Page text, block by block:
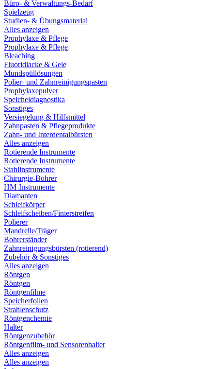
Büro- & Verwaltungs-Bedarf
Spielzeug
Studien- & Übungsmaterial
Alles anzeigen
Prophylaxe & Pflege
Prophylaxe & Pflege
Bleaching
Fluoridlacke & Gele
Mundspüllösungen
Polier- und Zahnreinigungspasten
Prophylaxepulver
Speicheldiagnostika
Sonstiges
Versiegelung & Hilfsmittel
Zahnpasten & Pflegeprodukte
Zahn- und Interdentalbürsten
Alles anzeigen
Rotierende Instrumente
Rotierende Instrumente
Stahlinstrumente
Chirurgie-Bohrer
HM-Instrumente
Diamanten
Schleifkörper
Schleifscheiben/Finierstreifen
Polierer
Mandrelle/Träger
Bohrerständer
Zahnreinigungsbürsten (rotierend)
Zubehör & Sonstiges
Alles anzeigen
Röntgen
Röntgen
Röntgenfilme
Speicherfolien
Strahlenschutz
Röntgenchemie
Halter
Röntgenzubehör
Röntgenfilm- und Sensorenhalter
Alles anzeigen
Alles anzeigen